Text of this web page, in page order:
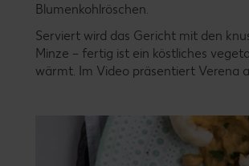
Blumenkohlröschen.
Serviert wird das Gericht mit den
Minze – fertig ist ein köstliches
wärmt. Im Video präsentiert Verena